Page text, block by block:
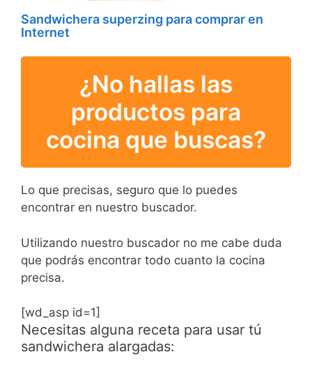
Sandwichera superzing para comprar en
Internet
¿No hallas las
productos para
cocina que buscas?
Lo que precisas, seguro que lo puedes
encontrar en nuestro buscador.
Utilizando nuestro buscador no me cabe duda
que podrás encontrar todo cuanto la cocina
precisa.
[wd_asp id=1]
Necesitas alguna receta para usar tú
sandwichera alargadas: